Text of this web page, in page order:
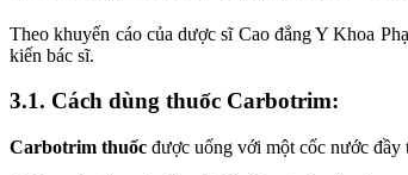
Theo khuyến cáo của dược sĩ Cao đẳng Y Khoa
kiến bác sĩ.
3.1. Cách dùng thuốc Carbotrim:
Carbotrim thuốc được uống với một cốc nước đầy